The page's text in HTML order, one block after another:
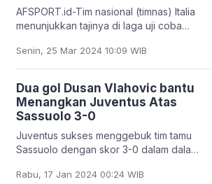
AFSPORT.id-Tim nasional (timnas) Italia
menunjukkan tajinya di laga uji coba
timnas Italia- berhasil meraih
kemenangan
Senin, 25 Mar 2024 10:09 WIB
Dua gol Dusan Vlahovic bantu
Menangkan Juventus Atas
Sassuolo 3-0
Juventus sukses menggebuk tim tamu
Sassuolo dengan skor 3-0 dalam dalam
Allianz Stadium pada Rabu dini hari
Rabu, 17 Jan 2024 00:24 WIB